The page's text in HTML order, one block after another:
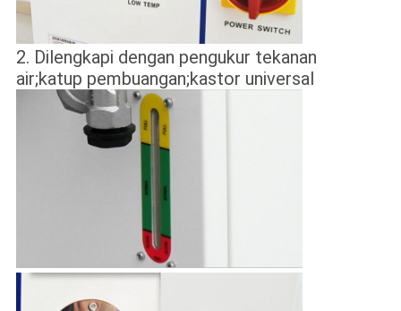
2. Dilengkapi dengan pengukur tekanan
air;katup pembuangan;kastor universal